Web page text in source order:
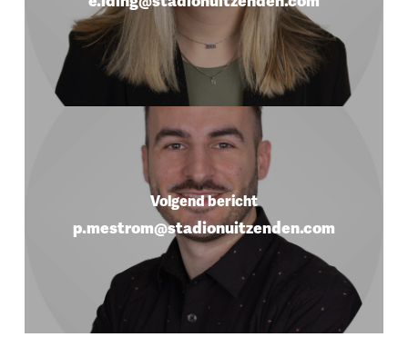
Volgend bericht
p.mestrom@stadionuitzenden.com